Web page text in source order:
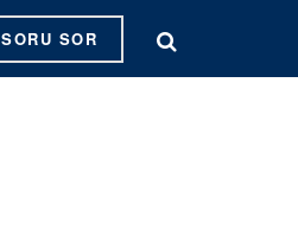
SORU SOR